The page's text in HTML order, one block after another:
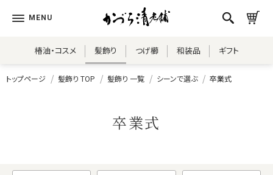
椿油・コスメ 髪飾り つげ櫛 和装品 ギフト
トップページ 髪飾り TOP 髪飾り 一覧 シーンで選ぶ 卒業式
卒業式